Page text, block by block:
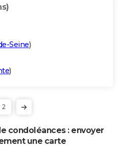
Seine)
)
2
condoléances : envoyer
une carte